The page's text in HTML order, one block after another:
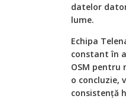
datelor
lume.
Echipa
constant în
OSM pentru
o concluzie,
consistență